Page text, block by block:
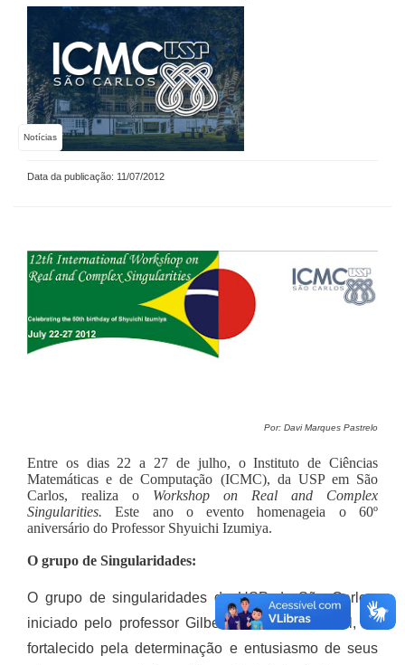
Notícias
Data da publicação: 11/07/2012
Por: Davi Marques Pastrelo
Entre os dias 22 a 27 de julho, o Instituto de Ciências
Matemáticas e de Computação (ICMC), da USP em São
Carlos, realiza o Workshop on Real and Complex
Singularities.Este ano o evento homenageia o 60º
aniversário do Professor Shyuichi Izumiya.
O grupo de Singularidades:
O grupo de singularidades da USP de São Carlos,
iniciado pelo professor Gilberto Francisco Loibel, foi
fortalecido pela determinação e entusiasmo de seus